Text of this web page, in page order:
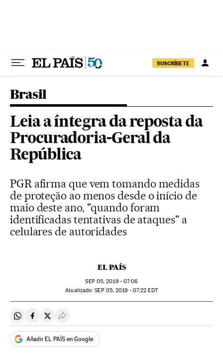
SUSCRÍBETE
Brasil
Leia a íntegra da reposta da
Procuradoria-Geral da
República
PGR afirma que vem tomando medidas
de proteção ao menos desde o início de
maio deste ano, "quando foram
identificadas tentativas de ataques" a
celulares de autoridades
EL PAÍS
SEP05, 2019 - 07:06
atualizado: SEP05, 2019 - 07:22 EDT
Compartir en Whatsapp
Compartir en Facebook
Compartir en Twitter
Desplegar Redes Sociales
Añadir EL PAÍS en Google